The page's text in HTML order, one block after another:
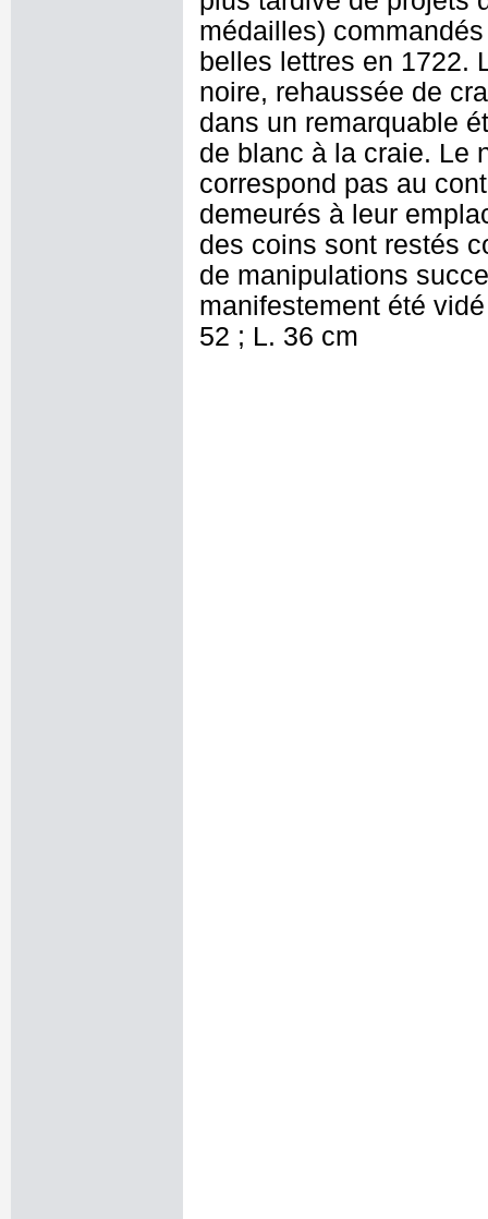
médailles)
belles lettres en 1722.
noire, rehaussée de
dans un remarquable
de blanc à la craie. Le
correspond pas au
demeurés à leur
des coins sont restés
de manipulations
manifestement été
52 ; L. 36 cm